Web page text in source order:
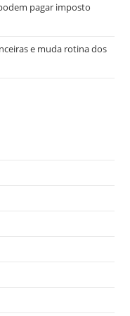
pagar imposto
e muda rotina dos